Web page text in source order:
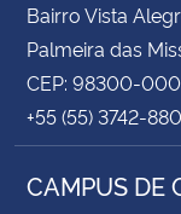
Bairro Vista
Palmeira das
CEP: 98300-000
+55 (55) 3742-
CAMPUS DE